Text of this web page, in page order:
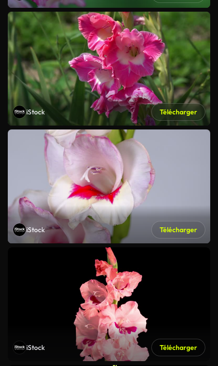
iStock Télécharger
iStock Télécharger
iStock Télécharger